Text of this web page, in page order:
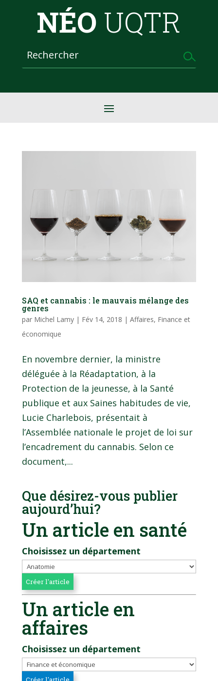
NÉO UQTR
SAQ et cannabis : le mauvais mélange des
genres
par Michel Lamy| Fév 14, 2018 | Affaires, Finance et
économique
En novembre dernier, la ministre
déléguée à la Réadaptation, à la
Protection de la jeunesse, à la Santé
publique et aux Saines habitudes de vie,
Lucie Charlebois, présentait à
l’Assemblée nationale le projet de loi sur
l’encadrement du cannabis. Selon ce
document,...
Que désirez-vous publier
aujourd’hui?
Un article en santé
Choisissez un département
Un article en
affaires
Choisissez un département